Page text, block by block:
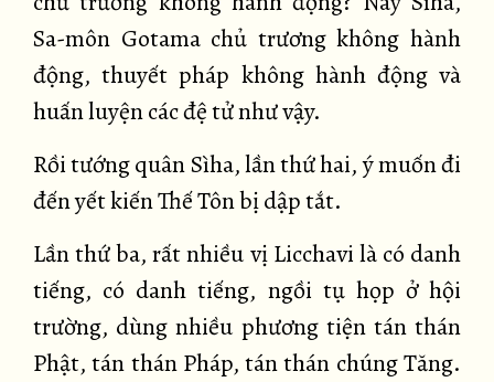
Sa-môn Gotama chủ trương không hành
động, thuyết pháp không hành động và
huấn luyện các đệ tử như vậy.
Rồi tướng quân Sìha, lần thứ hai, ý muốn đi
đến yết kiến Thế Tôn bị dập tắt.
Lần thứ ba, rất nhiều vị Licchavi là có danh
tiếng, có danh tiếng, ngồi tụ họp ở hội
trường, dùng nhiều phương tiện tán thán
Phật, tán thán Pháp, tán thán chúng Tăng.